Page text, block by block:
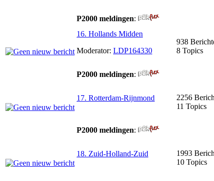
P2000 meldingen:
16. Hollands Midden
Moderator: LDP164330
938
8 Topics
P2000 meldingen:
17. Rotterdam-Rijnmond
2256
11 Topics
P2000 meldingen:
18. Zuid-Holland-Zuid
1993
10 Topics